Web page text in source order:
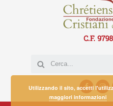
C.F.
Utilizzando il sito, accetti
maggiori informazioni